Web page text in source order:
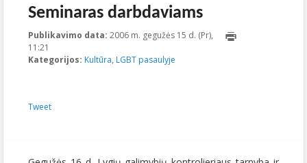
Seminaras darbdaviams
Publikavimo data: 2006 m. gegužės 15 d. (Pr),
11:21
Kategorijos: Kultūra, LGBT pasaulyje
Tweet